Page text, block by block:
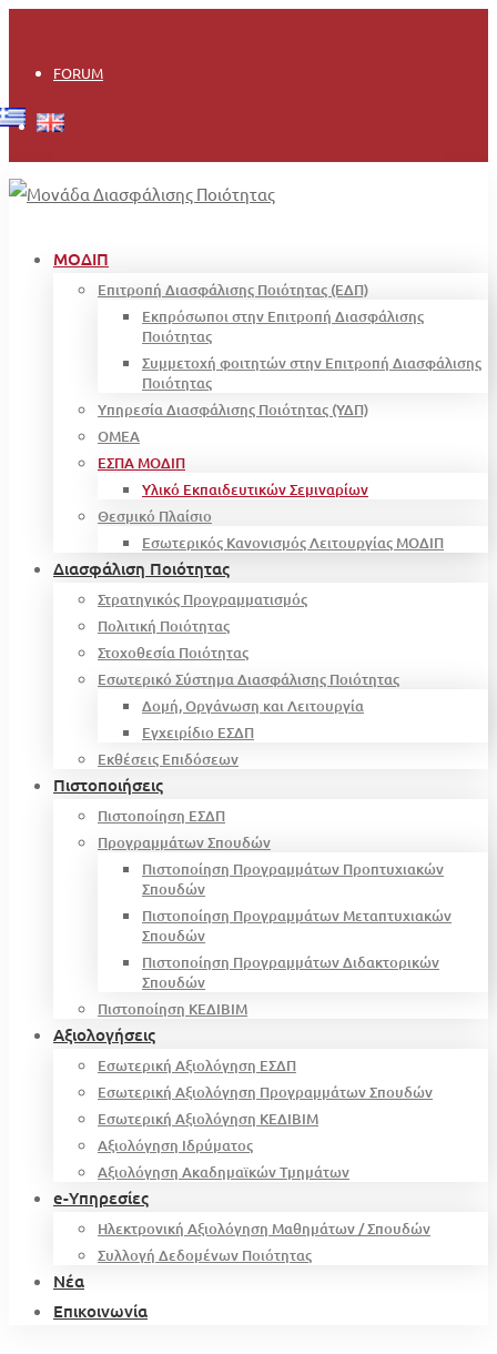
FORUM
ΜΟΔΙΠ
Επιτροπή Διασφάλισης Ποιότητας (ΕΔΠ)
Εκπρόσωποι στην Επιτροπή Διασφάλισης
Ποιότητας
Συμμετοχή φοιτητών στην Επιτροπή Διασφάλισης
Ποιότητας
Υπηρεσία Διασφάλισης Ποιότητας (ΥΔΠ)
OMEA
ΕΣΠΑ ΜΟΔΙΠ
Υλικό Εκπαιδευτικών Σεμιναρίων
Θεσμικό Πλαίσιο
Εσωτερικός Κανονισμός Λειτουργίας ΜΟΔΙΠ
Διασφάλιση Ποιότητας
Στρατηγικός Προγραμματισμός
Πολιτική Ποιότητας
Στοχοθεσία Ποιότητας
Εσωτερικό Σύστημα Διασφάλισης Ποιότητας
Δομή, Οργάνωση και Λειτουργία
Εγχειρίδιο ΕΣΔΠ
Εκθέσεις Επιδόσεων
Πιστοποιήσεις
Πιστοποίηση ΕΣΔΠ
Προγραμμάτων Σπουδών
Πιστοποίηση Προγραμμάτων Προπτυχιακών
Σπουδών
Πιστοποίηση Προγραμμάτων Μεταπτυχιακών
Σπουδών
Πιστοποίηση Προγραμμάτων Διδακτορικών
Σπουδών
Πιστοποίηση ΚΕΔΙΒΙΜ
Αξιολογήσεις
Εσωτερική Αξιολόγηση ΕΣΔΠ
Εσωτερική Αξιολόγηση Προγραμμάτων Σπουδών
Εσωτερική Αξιολόγηση ΚΕΔΙΒΙΜ
Αξιολόγηση Ιδρύματος
Αξιολόγηση Ακαδημαϊκών Τμημάτων
e-Υπηρεσίες
Ηλεκτρονική Αξιολόγηση Μαθημάτων / Σπουδών
Συλλογή Δεδομένων Ποιότητας
Νέα
Επικοινωνία